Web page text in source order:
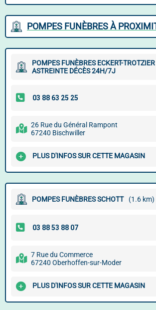
POMPES FUNÈBRES À
POMPES FUNÈBRES ECKERT-TROTZIER
ASTREINTE DÉCÈS 24H/7J
26 Rue du Général Rampont
67240 Bischwiller
PLUS D'INFOS SUR CETTE MAGASIN
POMPES FUNÈBRES SCHOTT (1.6 km)
7 Rue du Commerce
67240 Oberhoffen-sur-Moder
PLUS D'INFOS SUR CETTE MAGASIN